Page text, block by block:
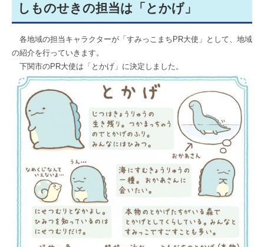
しものせきの担当は「とかげ」
各地域の担当キャラクターが「すみっこまちPR大使」として、地域
の紹介を行っていきます。
下関市のPR大使は「とかげ」に決定しました。